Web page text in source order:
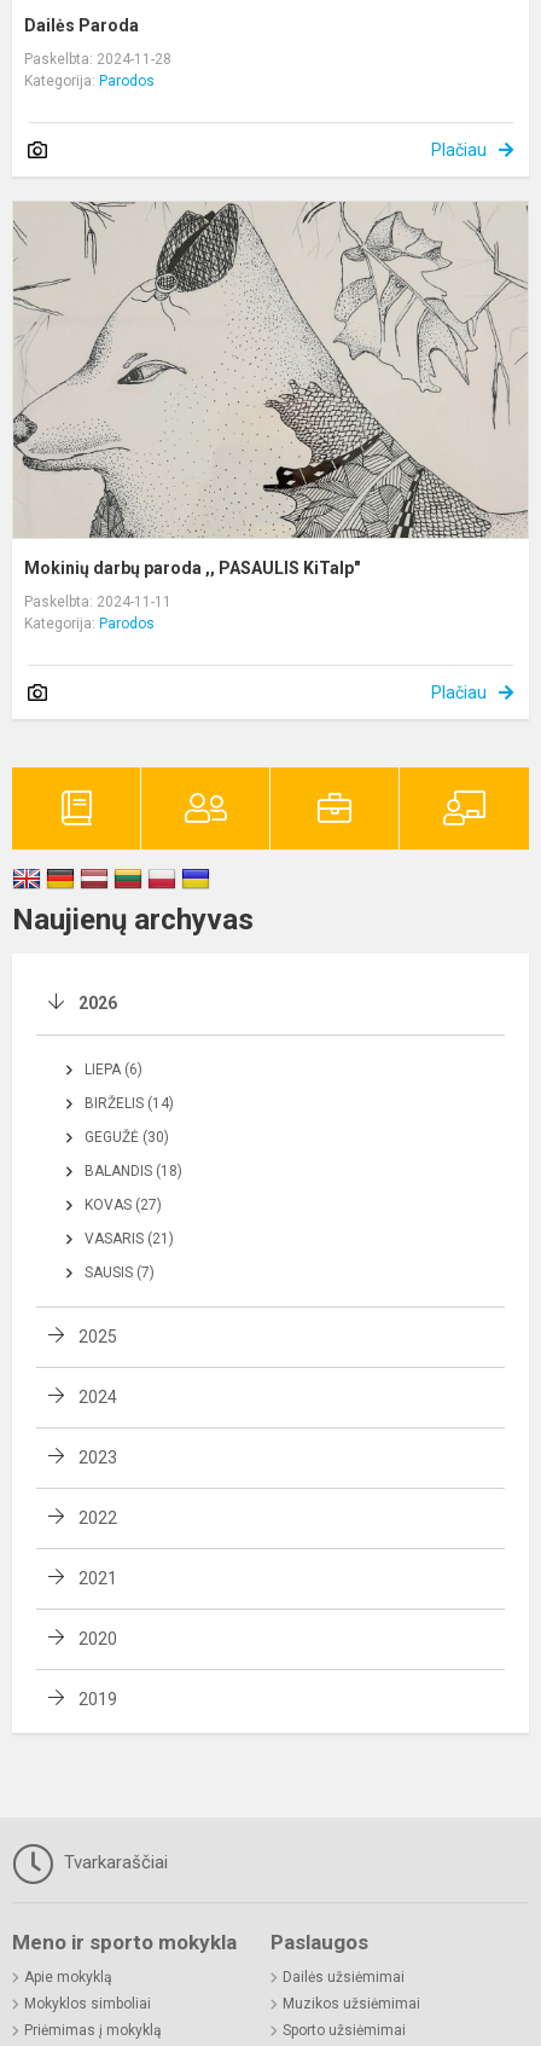
Dailės Paroda
Paskelbta: 2024-11-28
Kategorija: Parodos
Plačiau
Mokinių darbų paroda ,, PASAULIS KiTaIp"
Paskelbta: 2024-11-11
Kategorija: Parodos
Plačiau
Naujienų archyvas
2026
LIEPA (6)
BIRŽELIS (14)
GEGUŽĖ (30)
BALANDIS (18)
KOVAS (27)
VASARIS (21)
SAUSIS (7)
2025
2024
2023
2022
2021
2020
2019
Tvarkaraščiai
Meno ir sporto mokykla
Apie mokyklą
Mokyklos simboliai
Priėmimas į mokyklą
Paslaugos
Dailės užsiėmimai
Muzikos užsiėmimai
Sporto užsiėmimai